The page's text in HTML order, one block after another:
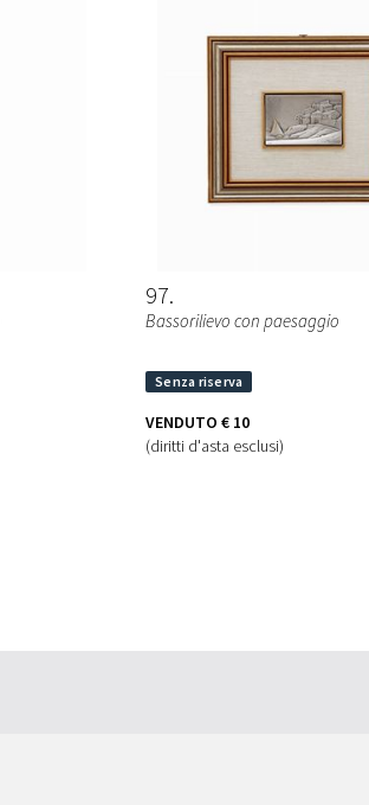
97
Bassorilievo con paesaggio
VENDUTO € 10
(diritti d'asta esclusi)